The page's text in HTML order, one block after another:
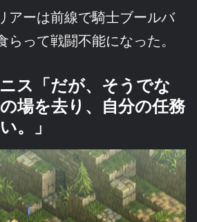
アーは前線で騎士ブールバ
って戦闘不能になった。
ス「だが、そうでな
場を去り、自分の任務
。」